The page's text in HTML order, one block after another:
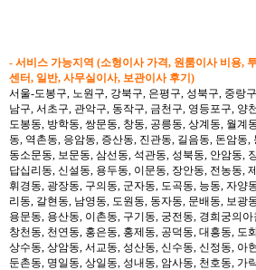
- 서비스 가능지역 (소형이사 가격, 원룸이사 비용,
센터, 일반, 사무실이사, 보관이사 후기)
서울-도봉구, 노원구, 강북구, 은평구, 성북구, 중랑
남구, 서초구, 관악구, 동작구, 금천구, 영등포구, 양
도봉동, 방학동, 쌍문동, 창동, 공릉동, 상계동, 월
동, 역촌동, 응암동, 증산동, 진관동, 길음동, 돈암동,
동소문동, 보문동, 삼선동, 석관동, 성북동, 안암동,
답십리동, 신설동, 용두동, 이문동, 장안동, 전농동,
휘경동, 광장동, 구의동, 군자동, 도곡동, 능동, 자양
리동, 갈현동, 남영동, 도원동, 동자동, 문배동, 보광
용문동, 용산동, 이촌동, 구기동, 궁전동, 경희궁의
창천동, 천연동, 홍은동, 홍제동, 공덕동, 대흥동, 도
상수동, 상암동, 서교동, 성산동, 신수동, 신정동, 아
둔촌동, 명일동, 상일동, 성내동, 암사동, 천호동, 가